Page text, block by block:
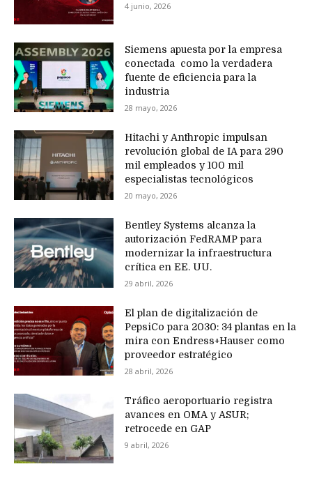
4 junio, 2026
Siemens apuesta por la empresa
conectada como la verdadera
fuente de eficiencia para la
industria
28 mayo, 2026
Hitachi y Anthropic impulsan
revolución global de IA para 290
mil empleados y 100 mil
especialistas tecnológicos
20 mayo, 2026
Bentley Systems alcanza la
autorización FedRAMP para
modernizar la infraestructura
crítica en EE. UU.
29 abril, 2026
El plan de digitalización de
PepsiCo para 2030: 34 plantas en la
mira con Endress+Hauser como
proveedor estratégico
28 abril, 2026
Tráfico aeroportuario registra
avances en OMA y ASUR;
retrocede en GAP
9 abril, 2026